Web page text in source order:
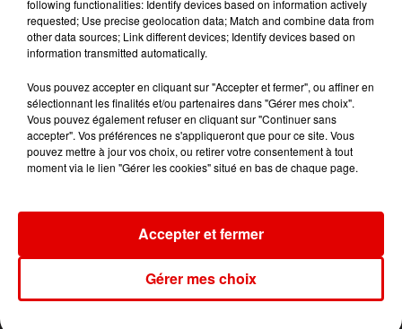
L'ACTU DES ARDENNES
following functionalities: Identify devices based on information actively
requested; Use precise geolocation data; Match and combine data from
other data sources; Link different devices; Identify devices based on
information transmitted automatically.
Vous pouvez accepter en cliquant sur "Accepter et fermer", ou affiner en
sélectionnant les finalités et/ou partenaires dans "Gérer mes choix".
Vous pouvez également refuser en cliquant sur "Continuer sans
accepter". Vos préférences ne s'appliqueront que pour ce site. Vous
pouvez mettre à jour vos choix, ou retirer votre consentement à tout
moment via le lien "Gérer les cookies" situé en bas de chaque page.
Gérer mes choix
Accepter et fermer